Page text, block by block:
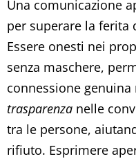
Una comunicazione
per superare la
Essere onesti nei
senza maschere,
connessione
trasparenza nelle
tra le persone,
rifiuto. Esprimere